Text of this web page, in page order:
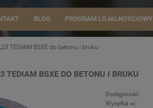
BLOG PROGRAM LOJALNOŚCIOWY
TEDIAM BSXE do betonu i bruku
BSXE DO BETONU I BRUKU
Dostępność:
Wysyłka w: